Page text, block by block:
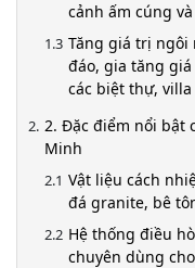
cảnh ấm cúng
Tăng giá trị ngôi
đáo, gia tăng
các biệt thự, villa
2. Đặc điểm nổi bật
Minh
Vật liệu cách
đá granite, bê
Hệ thống điều
chuyên dùng